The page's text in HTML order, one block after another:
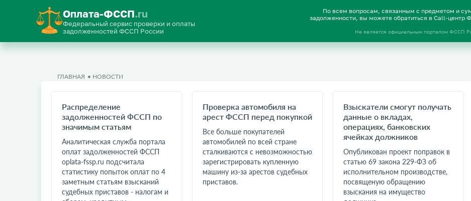
Оплата-ФССП.ru
Федеральный сервис проверки и оплаты
задолженностей ФССП России
По всем вопросам, связанным с предметом и
задолженности, вы можете обратиться в Call-центр
Не является официальным порталом ФССП
ГЛАВНАЯ НОВОСТИ
Распределение
задолженностей ФССП по
значимым статьям
Аналитическая служба портала
оплат задолженностей ФССП
oplata-fssp.ru подсчитала
статистику попыток оплат по 4
заметным статьям взысканий
судебных приставов - налогам и
Проверка автомобиля на
арест ФССП перед покупкой
Все больше покупателей
автомобилей по всей стране
сталкиваются с невозможностью
зарегистрировать купленную
машину из-за арестов судебных
приставов.
Взыскатели смогут получать
данные о вкладах,
операциях, банковских
ячейках должников
Опубликован проект поправок в
статью 69 закона 229-ФЗ об
исполнительном производстве,
посвященую обращению
взыскания на имущество